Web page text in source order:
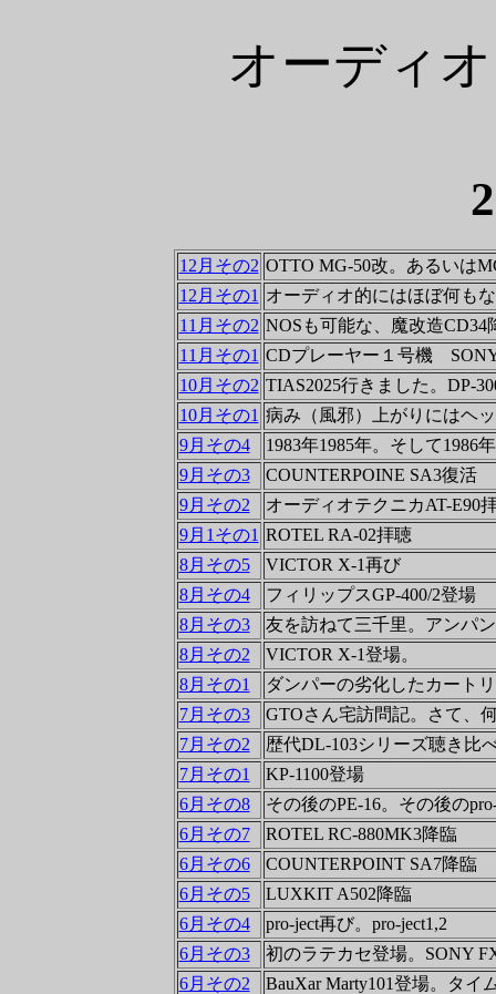
オーディ
12月その2 OTTO MG-50改。あるいは
12月その1 オーディオ的にはほぼ何も
11月その2 NOSも可能な、魔改造CD34
11月その1 CDプレーヤー１号機
10月その2 TIAS2025行きました。DP-
10月その1 病み（風邪）上がりにはヘ
9月その4
1983年1985年。そして1986
9月その3
COUNTERPOINE SA3復活
9月その2
オーディオテクニカAT-E90
9月1その1 ROTEL RA-02拝聴
8月その5
VICTOR X-1再び
8月その4
フィリップスGP-400/2登場
8月その3
友を訪ねて三千里。アンパ
8月その2
VICTOR X-1登場。
8月その1
ダンパーの劣化したカート
7月その3
GTOさん宅訪問記。さて、
7月その2
歴代DL-103シリーズ聴き比
7月その1
KP-1100登場
6月その8
その後のPE-16。その後の
6月その7
ROTEL RC-880MK3降臨
6月その6
COUNTERPOINT SA7降臨
6月その5
LUXKIT A502降臨
6月その4
pro-ject再び。pro-ject1,2
6月その3
初のラテカセ登場。SONY
6月その2
BauXar Marty101登場。タイ